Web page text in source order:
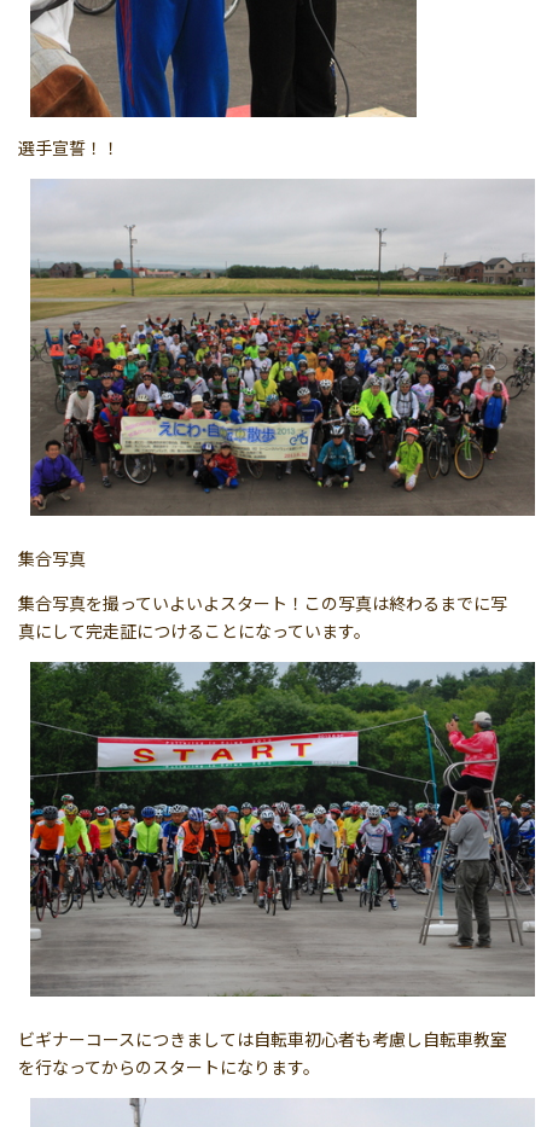
選手宣誓！！
集合写真
集合写真を撮っていよいよスタート！この写真は終わるまでに写
真にして完走証につけることになっています。
ビギナーコースにつきましては自転車初心者も考慮し自転車教室
を行なってからのスタートになります。